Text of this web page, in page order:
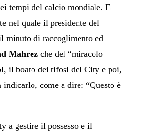
tempi del calcio mondiale. E
nel quale il presidente del
minuto di raccoglimento ed
Mahrezche del “miracolo
il boato dei tifosi del City e poi,
come a dire: “Questo è
a gestire il possesso e il